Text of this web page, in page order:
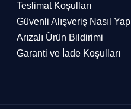
Teslimat Koşulları
Güvenli Alışveriş Nasıl
Arızalı Ürün Bildirimi
Garanti ve İade Koşulları